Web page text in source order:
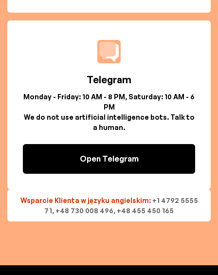
Telegram
Monday - Friday: 10 AM - 8 PM, Saturday: 10 AM - 6
PM
We do not use artificial intelligence bots. Talk to
a human.
Open Telegram
Wsparcie Klienta w języku angielskim: +1 4792 5555
71, +48 730 008 496, +48 455 450 165